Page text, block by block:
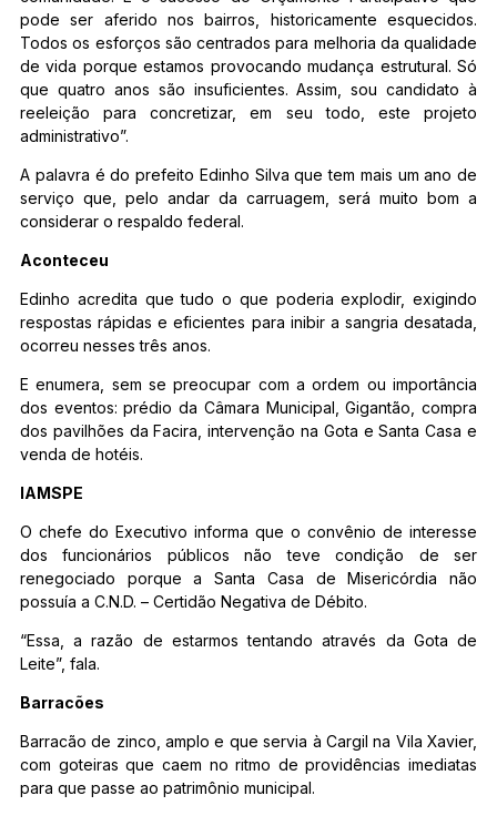
pode ser aferido nos bairros, historicamente esquecidos.
Todos os esforços são centrados para melhoria da qualidade
de vida porque estamos provocando mudança estrutural. Só
que quatro anos são insuficientes. Assim, sou candidato à
reeleição para concretizar, em seu todo, este projeto
administrativo”.
A palavra é do prefeito Edinho Silva que tem mais um ano de
serviço que, pelo andar da carruagem, será muito bom a
considerar o respaldo federal.
Aconteceu
Edinho acredita que tudo o que poderia explodir, exigindo
respostas rápidas e eficientes para inibir a sangria desatada,
ocorreu nesses três anos.
E enumera, sem se preocupar com a ordem ou importância
dos eventos: prédio da Câmara Municipal, Gigantão, compra
dos pavilhões da Facira, intervenção na Gota e Santa Casa e
venda de hotéis.
IAMSPE
O chefe do Executivo informa que o convênio de interesse
dos funcionários públicos não teve condição de ser
renegociado porque a Santa Casa de Misericórdia não
possuía a C.N.D. – Certidão Negativa de Débito.
“Essa, a razão de estarmos tentando através da Gota de
Leite”, fala.
Barracões
Barracão de zinco, amplo e que servia à Cargil na Vila Xavier,
com goteiras que caem no ritmo de providências imediatas
para que passe ao patrimônio municipal.